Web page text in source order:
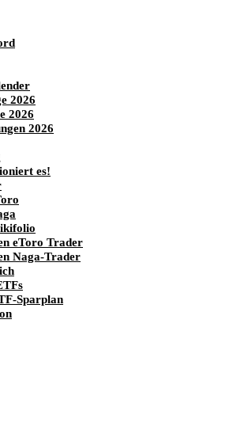
2026
2026
2026
es!
eToro Trader
Naga-Trader
Sparplan